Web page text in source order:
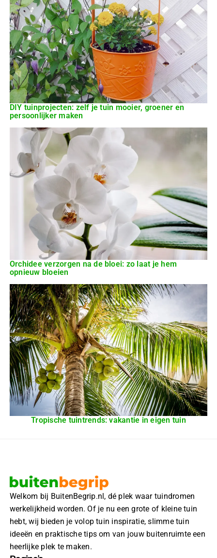
DIY tuinprojecten: zelf je tuin mooier, groener en
persoonlijker maken
Orchidee verzorgen na de bloei: zo laat je hem
opnieuw bloeien
Tropische tuintrends: vakantie in eigen tuin
Welkom bij BuitenBegrip.nl, dé plek waar tuindromen
werkelijkheid worden. Of je nu een grote of kleine tuin
hebt, wij bieden je volop tuin inspiratie, slimme tuin
ideeën en praktische tips om van jouw buitenruimte een
heerlijke plek te maken.